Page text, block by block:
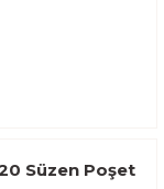
Süzen Poşet